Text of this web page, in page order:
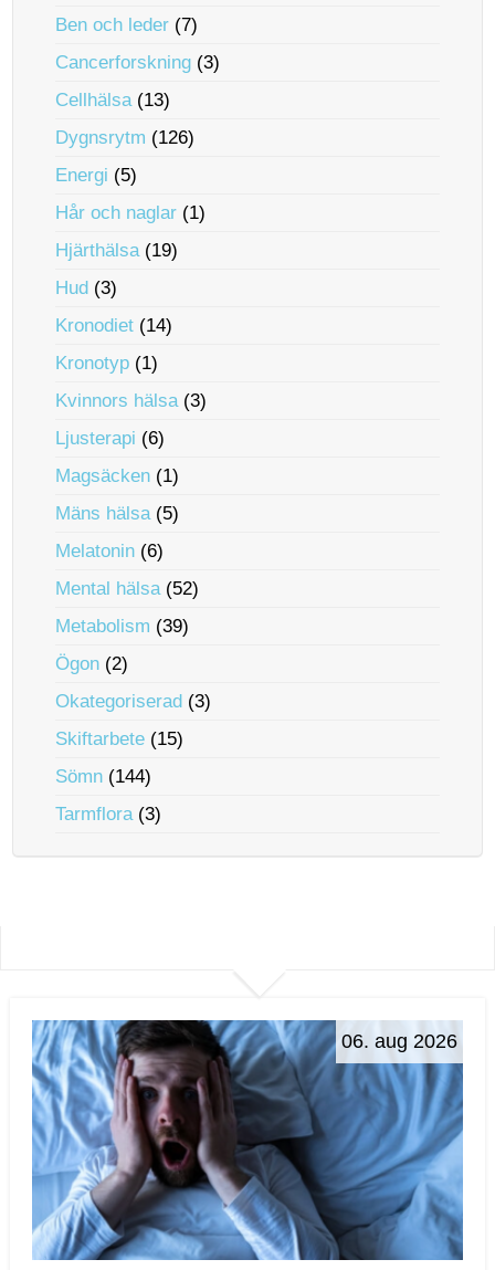
Ben och leder (7)
Cancerforskning (3)
Cellhälsa(13)
Dygnsrytm (126)
Energi (5)
Hår och naglar (1)
Hjärthälsa(19)
Hud (3)
Kronodiet (14)
Kronotyp (1)
Kvinnors hälsa(3)
Ljusterapi (6)
Magsäcken (1)
Mäns hälsa(5)
Melatonin (6)
Mental hälsa(52)
Metabolism (39)
Ögon (2)
Okategoriserad (3)
Skiftarbete (15)
Sömn (144)
Tarmflora(3)
06. aug 2026